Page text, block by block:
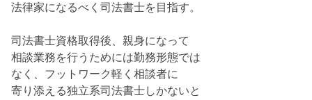
法律家になるべく司法書士を目指す。
司法書士資格取得後、親身になって
相談業務を行うためには勤務形態では
なく、フットワーク軽く相談者に
寄り添える独立系司法書士しかないと